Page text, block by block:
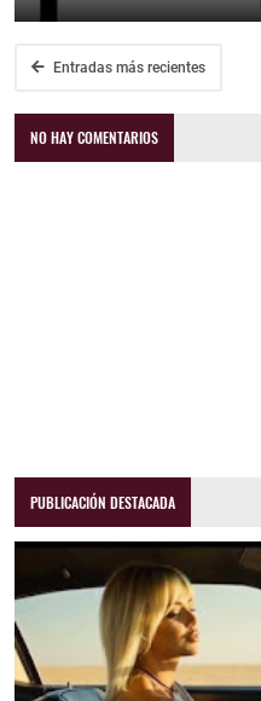
Entradas más recientes
NO HAY COMENTARIOS
PUBLICACIÓN DESTACADA